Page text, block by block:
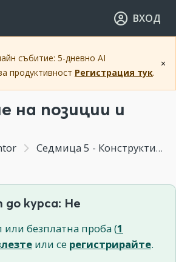
съдържание
ВХОД
×
събитие: 5-дневно AI
продуктивност Регистрация тук.
на позиции и
Седмица 5 - Конструктивна документация
до курса: Не
безплатна проба (1
или се регистрирайте.